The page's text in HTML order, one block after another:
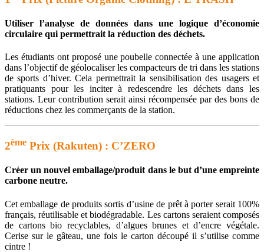
Utiliser l’analyse de données dans une logique d’économie
circulaire qui permettrait la réduction des déchets.
Les étudiants ont proposé une poubelle connectée à une application
dans l’objectif de géolocaliser les compacteurs de tri dans les stations
de sports d’hiver. Cela permettrait la sensibilisation des usagers et
pratiquants pour les inciter à redescendre les déchets dans les
stations. Leur contribution serait ainsi récompensée par des bons de
réductions chez les commerçants de la station.
2ème Prix (Rakuten) : C’ZERO
Créer un nouvel emballage/produit dans le but d’une empreinte
carbone neutre.
Cet emballage de produits sortis d’usine de prêt à porter serait 100%
français, réutilisable et biodégradable. Les cartons seraient composés
de cartons bio recyclables, d’algues brunes et d’encre végétale.
Cerise sur le gâteau, une fois le carton découpé il s’utilise comme
cintre !